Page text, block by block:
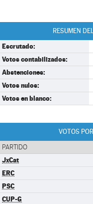
RESUMEN
Escrutado:
Votos contabilizados:
Abstenciones:
Votos nulos:
Votos en blanco:
VOTOS
PARTIDO
JxCat
ERC
PSC
CUP-G